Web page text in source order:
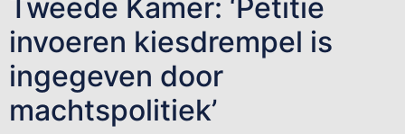
Tweede Kamer: ‘Petitie
invoeren kiesdrempel is
ingegeven door
machtspolitiek’